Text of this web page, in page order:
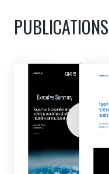
PUBLICATIONS